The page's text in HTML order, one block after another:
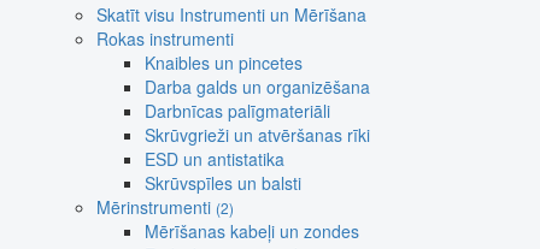
Skatīt visu Instrumenti un Mērīšana
Rokas instrumenti
Knaibles un pincetes
Darba galds un organizēšana
Darbnīcas palīgmateriāli
Skrūvgrieži un atvēršanas rīki
ESD un antistatika
Skrūvspīles un balsti
Mērinstrumenti (2)
Mērīšanas kabeļi un zondes